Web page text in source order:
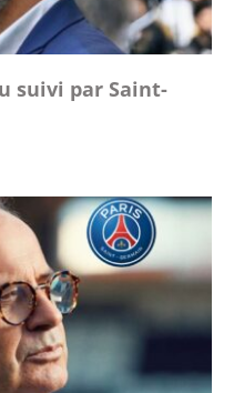
suivi par Saint-